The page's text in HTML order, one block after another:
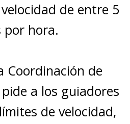
de entre 5
por hora.
Coordinación de
a los guiadores
de velocidad,